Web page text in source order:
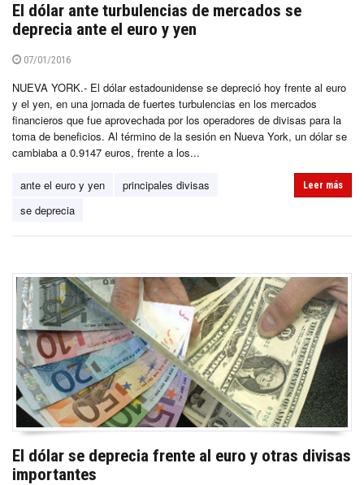
El dólar ante turbulencias de mercados se
deprecia ante el euro y yen
07/01/2016
NUEVA YORK.- El dólar estadounidense se depreció hoy frente al euro
y el yen, en una jornada de fuertes turbulencias en los mercados
financieros que fue aprovechada por los operadores de divisas para la
toma de beneficios. Al término de la sesión en Nueva York, un dólar se
cambiaba a 0.9147 euros, frente a los...
ante el euro y yen
principales divisas
se deprecia
Leer más
El dólar se deprecia frente al euro y otras divisas
importantes